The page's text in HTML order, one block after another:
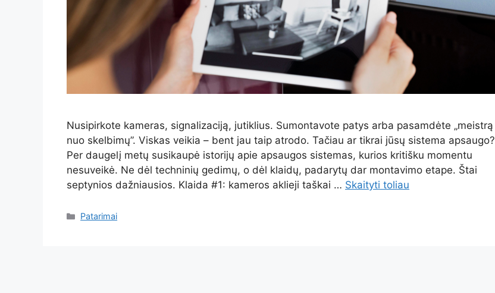
Nusipirkote kameras, signalizaciją, jutiklius. Sumontavote patys arba pasamdėte „meistrą
nuo skelbimų”. Viskas veikia – bent jau taip atrodo. Tačiau ar tikrai jūsų sistema apsaugo?
Per daugelį metų susikaupė istorijų apie apsaugos sistemas, kurios kritišku momentu
nesuveikė. Ne dėl techninių gedimų, o dėl klaidų, padarytų dar montavimo etape. Štai
septynios dažniausios. Klaida #1: kameros aklieji taškai … Skaityti toliau
Kategorijos
Patarimai